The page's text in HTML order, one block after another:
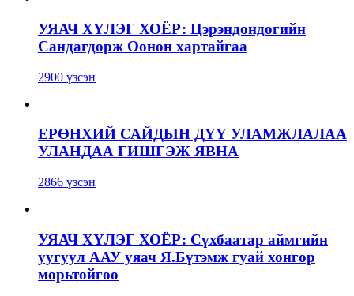
УЯАЧ ХҮЛЭГ ХОЁР: Цэрэндондогийн
Сандагдорж Оонон хартайгаа
2900 үзсэн
ЕРӨНХИЙ САЙДЫН ДҮҮ УЛАМЖЛАЛАА
УЛАНДАА ГИШГЭЖ ЯВНА
2866 үзсэн
УЯАЧ ХҮЛЭГ ХОЁР: Сүхбаатар аймгийн
уугуул ААУ уяач Я.Бүтэмж гуай хонгор
морьтойгоо